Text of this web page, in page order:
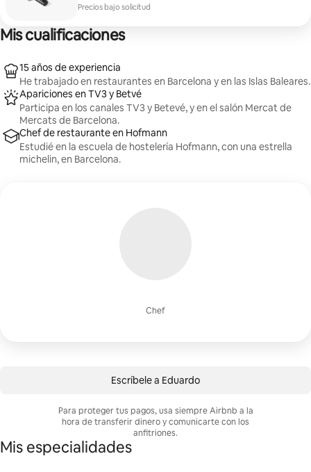
Precios bajo solicitud
Mis cualificaciones
Chef
15 años de experiencia
He trabajado en restaurantes en Barcelona y en las Islas Baleares.
Apariciones en TV3 y Betvé
Participa en los canales TV3 y Betevé, y en el salón Mercat de
Mercats de Barcelona.
Chef de restaurante en Hofmann
Estudié en la escuela de hostelería Hofmann, con una estrella
michelin, en Barcelona.
Escríbele a Eduardo
Para proteger tus pagos, usa siempre Airbnb a la
hora de transferir dinero y comunicarte con los
anfitriones.
Mis especialidades